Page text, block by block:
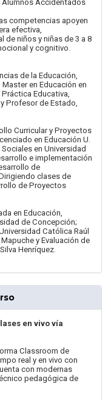
Alumnos Accidentados
competencias apoyen
efectiva,
de niños y niñas de 3 a 8
y cognitivo.
de la Educación,
en Educación en
Educativa,
Profesor de Estado,
Curricular y Proyectos
en Educación U.
en Universidad
e implementación
de
clases de
de Proyectos
en Educación,
de Concepción;
Católica Raúl
y Evaluación de
Henríquez.
en vivo vía
Classroom de
real y en vivo con
con modernas
pedagógica de